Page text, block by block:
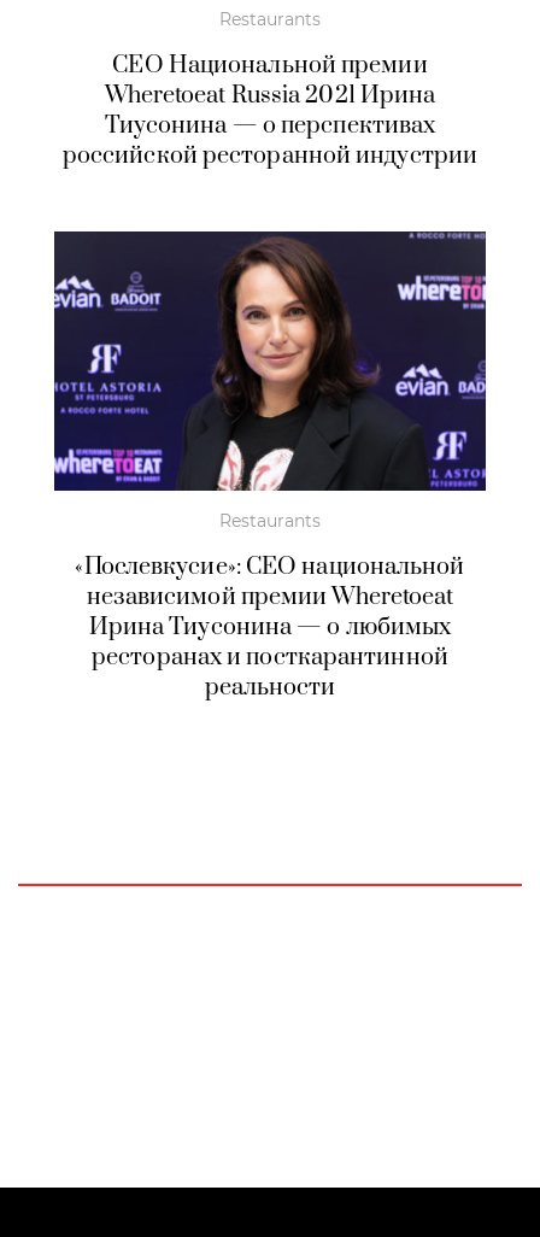
Restaurants
CEO Национальной премии
Wheretoeat Russia 2021 Ирина
Тиусонина — о перспективах
российской ресторанной индустрии
Restaurants
«Послевкусие»: CEO национальной
независимой премии Wheretoeat
Ирина Тиусонина — о любимых
ресторанах и посткарантинной
реальности